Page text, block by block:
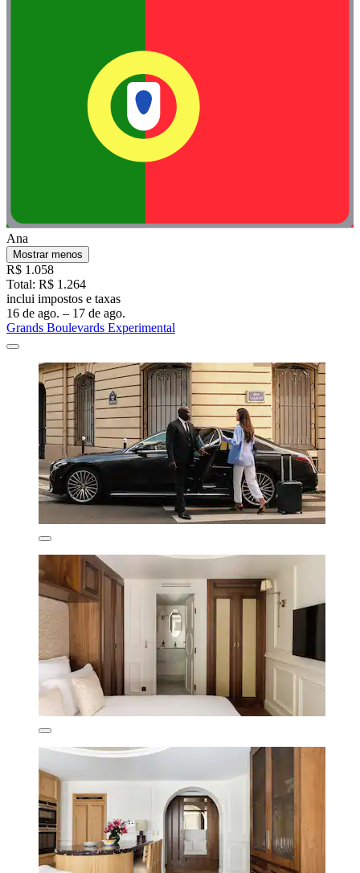
Ana
Mostrar menos
R$ 1.058
Total: R$ 1.264
inclui impostos e taxas
16 de ago. – 17 de ago.
Grands Boulevards Experimental